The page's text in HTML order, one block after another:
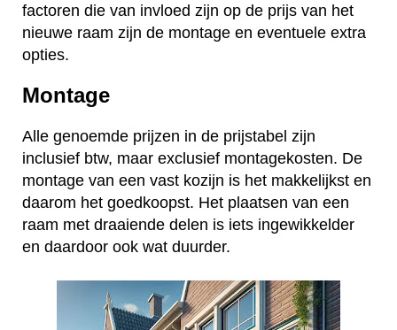
factoren die van invloed zijn op de prijs van het
nieuwe raam zijn de montage en eventuele extra
opties.
Montage
Alle genoemde prijzen in de prijstabel zijn
inclusief btw, maar exclusief montagekosten. De
montage van een vast kozijn is het makkelijkst en
daarom het goedkoopst. Het plaatsen van een
raam met draaiende delen is iets ingewikkelder
en daardoor ook wat duurder.